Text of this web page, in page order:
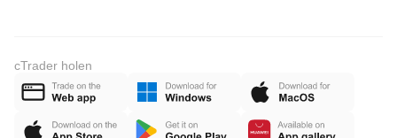
cTrader holen